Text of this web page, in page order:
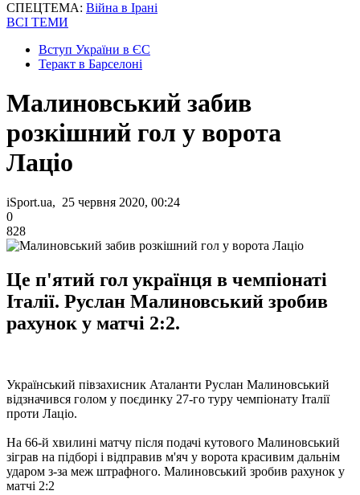
СПЕЦТЕМА: Війна в Ірані
ВСІ ТЕМИ
Вступ України в ЄС
Теракт в Барселоні
Малиновський забив
розкішний гол у ворота
Лаціо
iSport.ua, 25 червня 2020, 00:24
0
828
Це п'ятий гол українця в чемпіонаті
Італії. Руслан Малиновський зробив
рахунок у матчі 2:2.
Український півзахисник Аталанти Руслан Малиновський
відзначився голом у поєдинку 27-го туру чемпіонату Італії
проти Лаціо.
На 66-й хвилині матчу після подачі кутового Малиновський
зіграв на підборі і відправив м'яч у ворота красивим дальнім
ударом з-за меж штрафного. Малиновський зробив рахунок у
матчі 2:2